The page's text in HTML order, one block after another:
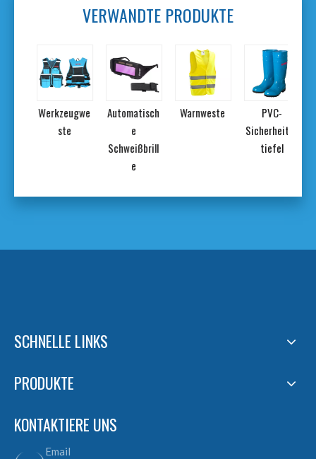
VERWANDTE PRODUKTE
Werkzeugwe
ste
Automatisch
e
Schweißbrill
e
Warnweste
PVC-
Sicherheitss
tiefel
SCHNELLE LINKS
PRODUKTE
KONTAKTIERE UNS
Email